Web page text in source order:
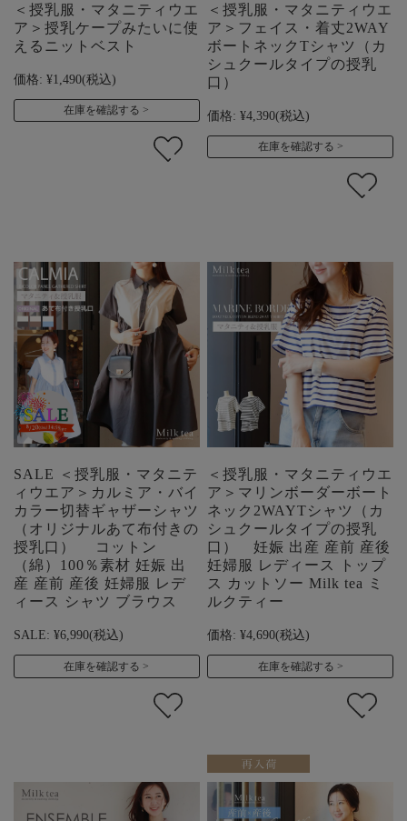
＜授乳服・マタニティウエ
ア＞授乳ケープみたいに使
えるニットベスト
価格: ¥1,490(税込)
在庫を確認する
＜授乳服・マタニティウエ
ア＞フェイス・着丈2WAY
ボートネックTシャツ（カ
シュクールタイプの授乳
口）
価格: ¥4,390(税込)
在庫を確認する
SALE ＜授乳服・マタニテ
ィウエア＞カルミア・バイ
カラー切替ギャザーシャツ
（オリジナルあて布付きの
授乳口） コットン
（綿）100％素材 妊娠 出
産 産前 産後 妊婦服 レデ
ィース シャツ ブラウス
SALE: ¥6,990(税込)
在庫を確認する
＜授乳服・マタニティウエ
ア＞マリンボーダーボート
ネック2WAYTシャツ（カ
シュクールタイプの授乳
口） 妊娠 出産 産前 産後
妊婦服 レディース トップ
ス カットソー Milk tea ミ
ルクティー
価格: ¥4,690(税込)
在庫を確認する